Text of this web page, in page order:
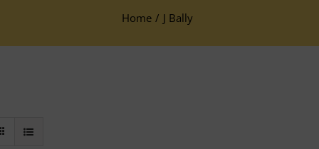
Home / J Bally